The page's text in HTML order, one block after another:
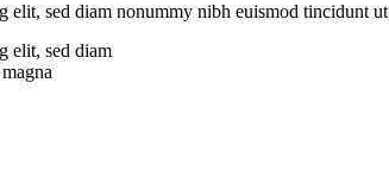
elit, sed diam
elit, sed diam nonummy nibh euismod tincidunt ut